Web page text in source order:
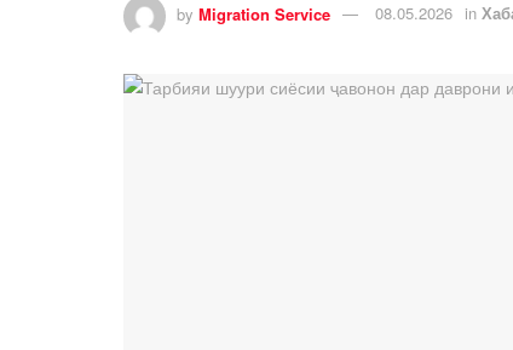
by Migration Service 08.05.2026 in